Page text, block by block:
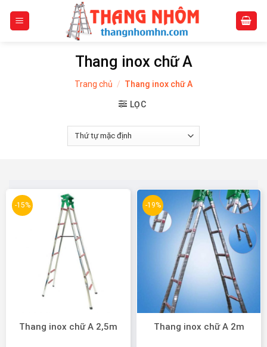
Thang inox chữ A
Trang chủ / Thang inox chữ A
LỌC
-15%
Thang inox chữ A 2,5m
-19%
Thang inox chữ A 2m